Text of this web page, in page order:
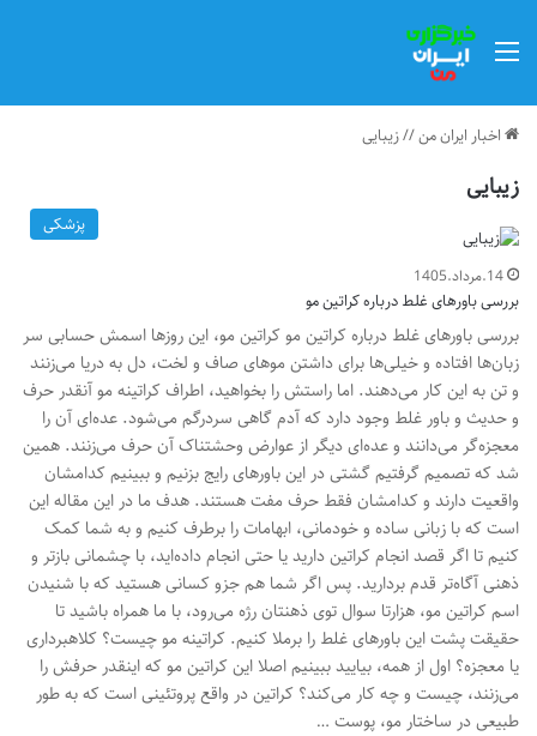
اخبار ایران من//زیبایی
زیبایی
پزشکی
14.مرداد.1405
بررسی باورهای غلط درباره کراتین مو
بررسی باورهای غلط درباره کراتین مو کراتین مو، این روزها اسمش حسابی سر
زبان‌ها افتاده و خیلی‌ها برای داشتن موهای صاف و لخت، دل به دریا می‌زنند
و تن به این کار می‌دهند. اما راستش را بخواهید، اطراف کراتینه مو آنقدر حرف
و حدیث و باور غلط وجود دارد که آدم گاهی سردرگم می‌شود. عده‌ای آن را
معجزه‌گر می‌دانند و عده‌ای دیگر از عوارض وحشتناک آن حرف می‌زنند. همین
شد که تصمیم گرفتیم گشتی در این باورهای رایج بزنیم و ببینیم کدامشان
واقعیت دارند و کدامشان فقط حرف مفت هستند. هدف ما در این مقاله این
است که با زبانی ساده و خودمانی، ابهامات را برطرف کنیم و به شما کمک
کنیم تا اگر قصد انجام کراتین دارید یا حتی انجام داده‌اید، با چشمانی بازتر و
ذهنی آگاه‌تر قدم بردارید. پس اگر شما هم جزو کسانی هستید که با شنیدن
اسم کراتین مو، هزارتا سوال توی ذهنتان رژه می‌رود، با ما همراه باشید تا
حقیقت پشت این باورهای غلط را برملا کنیم. کراتینه مو چیست؟ کلاهبرداری
یا معجزه؟ اول از همه، بیایید ببینیم اصلا این کراتین مو که اینقدر حرفش را
می‌زنند، چیست و چه کار می‌کند؟ کراتین در واقع پروتئینی است که به طور
طبیعی در ساختار مو، پوست …